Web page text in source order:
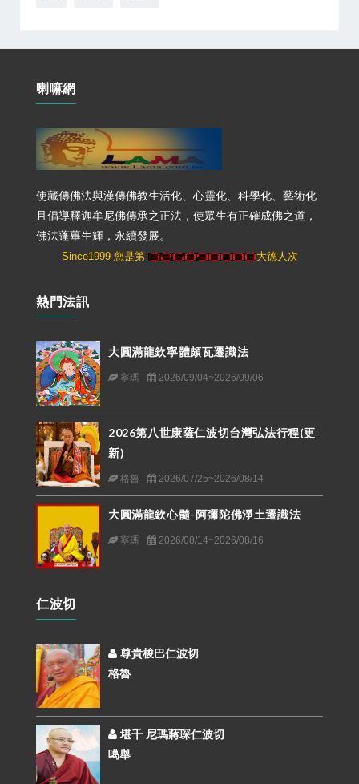
喇嘛網
使藏傳佛法與漢傳佛教生活化、心靈化、科學化、藝術化
且倡導釋迦牟尼佛傳承之正法，使眾生有正確成佛之道，
佛法蓬蓽生輝，永續發展。
Since1999 您是第 大德人次
熱門法訊
大圓滿龍欽寧體頗瓦遷識法
寧瑪 2026/09/04~2026/09/06
2026第八世康薩仁波切台灣弘法行程(更
新)
格魯 2026/07/25~2026/08/14
大圓滿龍欽心髓-阿彌陀佛淨土遷識法
寧瑪 2026/08/14~2026/08/16
仁波切
尊貴梭巴仁波切
格魯
堪千 尼瑪蔣琛仁波切
噶舉